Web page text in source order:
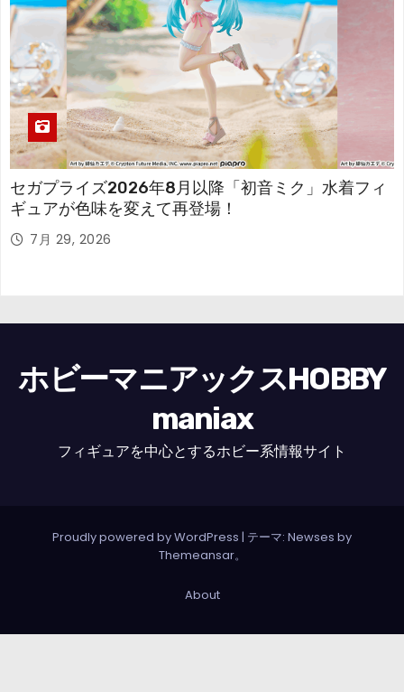
セガプライズ2026年8月以降「初音ミク」水着フィ
ギュアが色味を変えて再登場！
7月 29, 2026
ホビーマニアックスHOBBY
maniax
フィギュアを中心とするホビー系情報サイト
Proudly powered by WordPress | テーマ: Newses by
Themeansar。
About